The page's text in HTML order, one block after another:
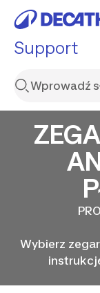
Support
Wybierz